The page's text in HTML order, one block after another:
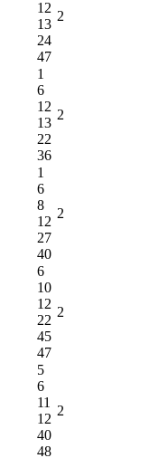
12
13
24
47
2
1
6
12
13
22
36
2
1
6
8
12
27
40
2
6
10
12
22
45
47
2
5
6
11
12
40
48
2